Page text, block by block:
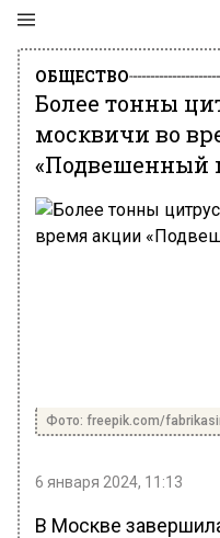
ОБЩЕСТВО
Более тонны
москвичи во
«Подвешенный
Фото: freepik.com/
6 января 2024, 11:13
В Москве